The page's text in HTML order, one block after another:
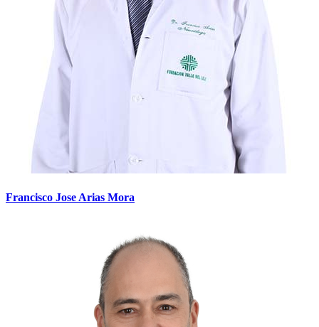
Francisco Jose Arias Mora